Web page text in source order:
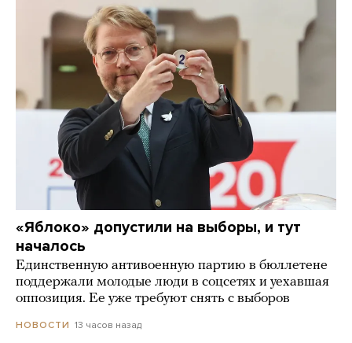
«Яблоко» допустили на выборы, и тут
началось
Единственную антивоенную партию в бюллетене
поддержали молодые люди в соцсетях и уехавшая
оппозиция. Ее уже требуют снять с выборов
НОВОСТИ 13 часов назад